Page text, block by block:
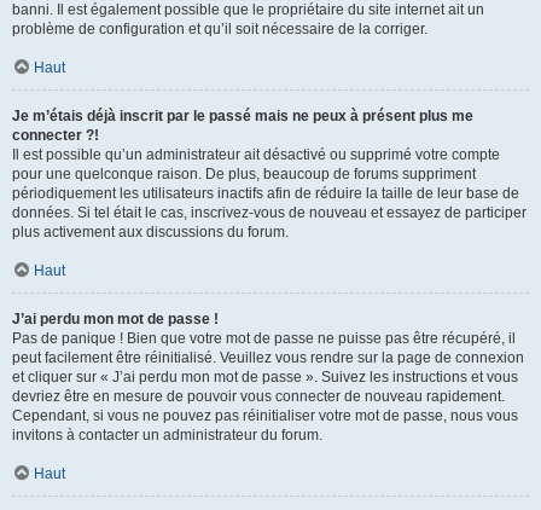
banni. Il est également possible que le propriétaire du site internet ait un
problème de configuration et qu’il soit nécessaire de la corriger.
Haut
Je m’étais déjà inscrit par le passé mais ne peux à présent plus me
connecter ?!
Il est possible qu’un administrateur ait désactivé ou supprimé votre compte
pour une quelconque raison. De plus, beaucoup de forums suppriment
périodiquement les utilisateurs inactifs afin de réduire la taille de leur base de
données. Si tel était le cas, inscrivez-vous de nouveau et essayez de participer
plus activement aux discussions du forum.
Haut
J’ai perdu mon mot de passe !
Pas de panique ! Bien que votre mot de passe ne puisse pas être récupéré, il
peut facilement être réinitialisé. Veuillez vous rendre sur la page de connexion
et cliquer sur « J’ai perdu mon mot de passe ». Suivez les instructions et vous
devriez être en mesure de pouvoir vous connecter de nouveau rapidement.
Cependant, si vous ne pouvez pas réinitialiser votre mot de passe, nous vous
invitons à contacter un administrateur du forum.
Haut